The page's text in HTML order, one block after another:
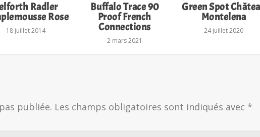
Radler
Rose
18 juillet 2014
Buffalo Trace 90
Proof French
Connections
2 mars 2021
Green Spot
Montelena
24 juillet 2020
publiée. Les champs obligatoires sont indiqués avec *